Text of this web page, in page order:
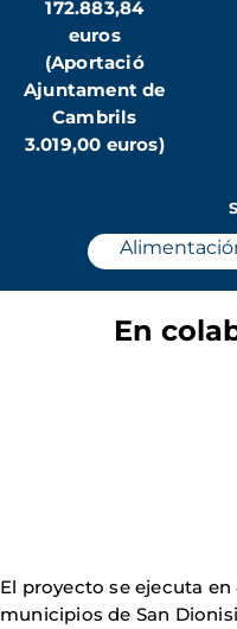
172.883,84
euros
(Aportació
Ajuntament de
Cambrils
3.019,00 euros)
En
El proyecto se ejecuta
municipios de San